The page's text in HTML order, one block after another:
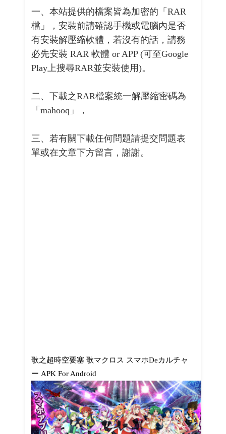
一、本站提供的檔案皆為加密的「RAR
檔」，安裝前請確認手機或電腦內是否
有安裝解壓縮軟體，若沒有的話，請務
必先安裝 RAR 軟體 or APP (可至Google
Play上搜尋RAR並安裝使用)。
二、下載之RAR檔案統一解壓縮密碼為
「mahooq」，
三、若有關下載任何問題請提交問題表
單或在文章下方留言，謝謝。
歌之超時空要塞 歌マクロス スマホDeカルチャ
ー APK For Android